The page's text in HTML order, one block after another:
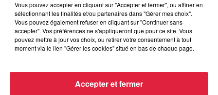
Marc de l'association
action contre la faim
10ème défi Alsace contre la
Vous pouvez accepter en cliquant sur "Accepter et fermer", ou affiner en
sélectionnant les finalités et/ou partenaires dans "Gérer mes choix".
Vous pouvez également refuser en cliquant sur "Continuer sans
accepter". Vos préférences ne s'appliqueront que pour ce site. Vous
pouvez mettre à jour vos choix, ou retirer votre consentement à tout
moment via le lien "Gérer les cookies" situé en bas de chaque page.
Accepter et fermer